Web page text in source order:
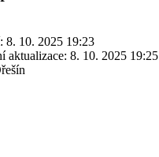
8. 10. 2025 19:23
aktualizace: 8. 10. 2025 19:25